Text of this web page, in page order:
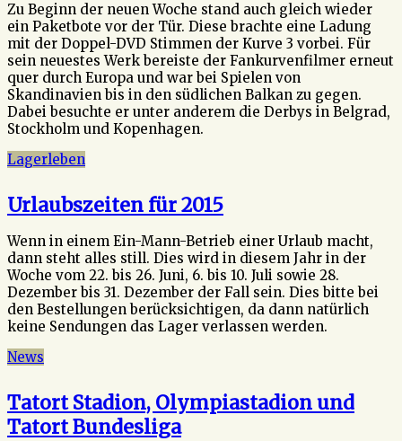
Zu Beginn der neuen Woche stand auch gleich wieder
ein Paketbote vor der Tür. Diese brachte eine Ladung
mit der Doppel-DVD Stimmen der Kurve 3 vorbei. Für
sein neuestes Werk bereiste der Fankurvenfilmer erneut
quer durch Europa und war bei Spielen von
Skandinavien bis in den südlichen Balkan zu gegen.
Dabei besuchte er unter anderem die Derbys in Belgrad,
Stockholm und Kopenhagen.
Lagerleben
Urlaubszeiten für 2015
Wenn in einem Ein-Mann-Betrieb einer Urlaub macht,
dann steht alles still. Dies wird in diesem Jahr in der
Woche vom 22. bis 26. Juni, 6. bis 10. Juli sowie 28.
Dezember bis 31. Dezember der Fall sein. Dies bitte bei
den Bestellungen berücksichtigen, da dann natürlich
keine Sendungen das Lager verlassen werden.
News
Tatort Stadion, Olympiastadion und
Tatort Bundesliga